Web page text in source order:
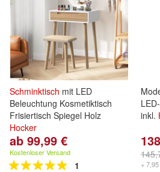
Schminktisch mit LED
Beleuchtung Kosmetiktisch
Frisiertisch Spiegel Holz
Hocker
ab 99,99 €
Kostenloser Versand
1
inkl.
+